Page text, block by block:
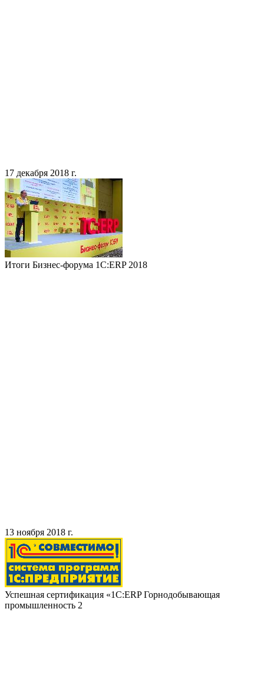
17 декабря 2018 г.
Итоги Бизнес-форума 1С:ERP 2018
13 ноября 2018 г.
Успешная сертификация «1С:ERP Горнодобывающая
промышленность 2